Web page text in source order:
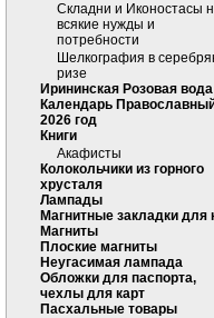
Складни и Иконостасы
всякие нужды и
потребности
Шелкография в
ризе
Ирининская Розовая вода
Календарь
2026 год
Книги
Акафисты
Колокольчики из горного
хрусталя
Лампады
Магнитные закладки для
Магниты
Плоские магниты
Неугасимая лампада
Обложки для паспорта,
чехлы для карт
Пасхальные товары